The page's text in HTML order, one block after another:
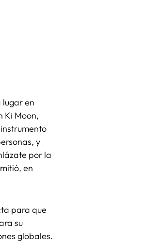
en
Ki Moon,
y
por la
en
para que
su
globales.